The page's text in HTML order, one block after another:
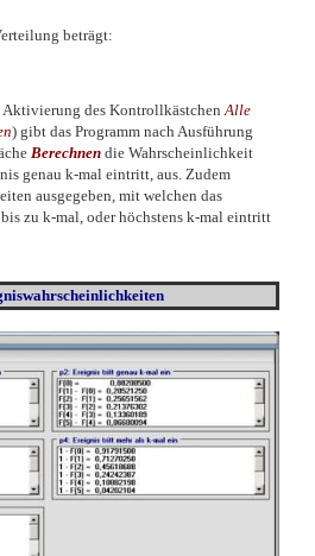
beträgt:
Aktivierung des KontrollkästchenAlle
) gibt das Programm nach Ausführung
Berechnen die Wahrscheinlichkeit
genau k-mal eintritt, aus. Zudem
ausgegeben, mit welchen das
zu k-mal, oder höchstens k-mal eintritt